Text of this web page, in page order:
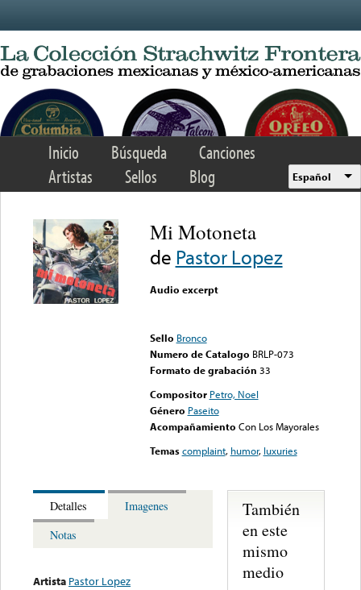
Inicio Búsqueda
Canciones
Artistas
Sellos Blog Español
Mi Motoneta
de Pastor Lopez
Audio excerpt
Sello Bronco
Numero de Catalogo BRLP-073
Formato de grabación 33
Compositor Petro, Noel
Género Paseito
Acompañamiento Con Los Mayorales
Temas complaint, humor, luxuries
Detalles
Imagenes
Notas
Artista Pastor Lopez
También
en este
mismo
medio